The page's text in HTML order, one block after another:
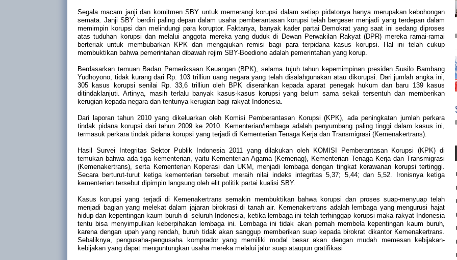
Segala macam janji dan komitmen SBY untuk memerangi korupsi dalam setiap pidatonya hanya merupakan kebohongan
semata. Janji SBY berdiri paling depan dalam usaha pemberantasan korupsi telah bergeser menjadi yang terdepan dalam
memimpin korupsi dan melindungi para koruptor. Faktanya, banyak kader partai Demokrat yang saat ini sedang diproses
atas tuduhan korupsi dan melalui anggota mereka yang duduk di Dewan Perwakilan Rakyat (DPR) mereka ramai-ramai
berteriak untuk membubarkan KPK dan mengajukan remisi bagi para terpidana kasus korupsi. Hal ini telah cukup
membuktikan bahwa pemerintahan dibawah rejim SBY-Boediono adalah pemerintahan yang korup.
Berdasarkan temuan Badan Pemeriksaan Keuangan (BPK), selama tujuh tahun kepemimpinan presiden Susilo Bambang
Yudhoyono, tidak kurang dari Rp. 103 trilliun uang negara yang telah disalahgunakan atau dikorupsi. Dari jumlah angka ini,
305 kasus korupsi senilai Rp. 33,6 trilliun oleh BPK diserahkan kepada aparat penegak hukum dan baru 139 kasus
ditindaklanjuti. Artinya, masih terlalu banyak kasus-kasus korupsi yang belum sama sekali tersentuh dan memberikan
kerugian kepada negara dan tentunya kerugian bagi rakyat Indonesia.
Dari laporan tahun 2010 yang dikeluarkan oleh Komisi Pemberantasan Korupsi (KPK), ada peningkatan jumlah perkara
tindak pidana korupsi dari tahun 2009 ke 2010. Kementerian/lembaga adalah penyumbang paling tinggi dalam kasus ini,
termasuk perkara tindak pidana korupsi yang terjadi di Kementerian Tenaga Kerja dan Transmigrasi (Kemenakertrans).
Hasil Survei Integritas Sektor Publik Indonesia 2011 yang dilakukan oleh KOMISI Pemberantasan Korupsi (KPK) di
temukan bahwa ada tiga kementerian, yaitu Kementerian Agama (Kemenag), Kementerian Tenaga Kerja dan Transmigrasi
(Kemenakertrans), serta Kementerian Koperasi dan UKM, menjadi lembaga dengan tingkat kerawanan korupsi tertinggi.
Secara berturut-turut ketiga kementerian tersebut meraih nilai indeks integritas 5,37; 5,44; dan 5,52. Ironisnya ketiga
kementerian tersebut dipimpin langsung oleh elit politik partai kualisi SBY.
Kasus korupsi yang terjadi di Kemenakertrans semakin membuktikan bahwa korupsi dan proses suap-menyuap telah
menjadi bagian yang melekat dalam jajaran birokrasi di tanah air. Kemenakertrans adalah lembaga yang mengurusi hajat
hidup dan kepentingan kaum buruh di seluruh Indonesia, ketika lembaga ini telah terhinggap korupsi maka rakyat Indonesia
tentu bisa menyimpulkan keberpihakan lembaga ini. Lembaga ini tidak akan pernah membela kepentingan kaum buruh,
karena dengan upah yang rendah, buruh tidak akan sanggup memberikan suap kepada birokrat dikantor Kemenakertrans.
Sebaliknya, pengusaha-pengusaha komprador yang memiliki modal besar akan dengan mudah memesan kebijakan-
kebijakan yang dapat menguntungkan usaha mereka melalui jalur suap ataupun gratifikasi